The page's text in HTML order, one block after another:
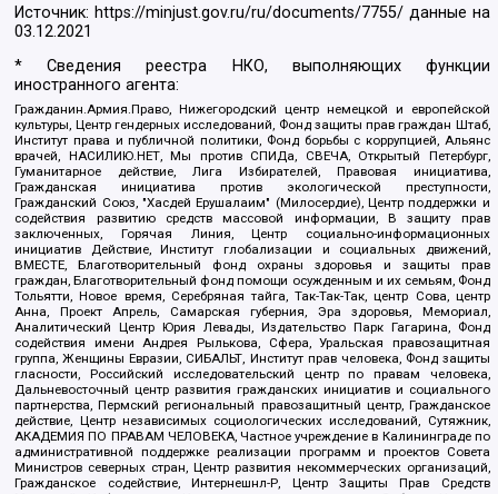
Источник: https://minjust.gov.ru/ru/documents/7755/ данные на
03.12.2021
* Сведения реестра НКО, выполняющих функции
иностранного агента:
Гражданин.Армия.Право, Нижегородский центр немецкой и европейской
культуры, Центр гендерных исследований, Фонд защиты прав граждан Штаб,
Институт права и публичной политики, Фонд борьбы с коррупцией, Альянс
врачей, НАСИЛИЮ.НЕТ, Мы против СПИДа, СВЕЧА, Открытый Петербург,
Гуманитарное действие, Лига Избирателей, Правовая инициатива,
Гражданская инициатива против экологической преступности,
Гражданский Союз, "Хасдей Ерушалаим" (Милосердие), Центр поддержки и
содействия развитию средств массовой информации, В защиту прав
заключенных, Горячая Линия, Центр социально-информационных
инициатив Действие, Институт глобализации и социальных движений,
ВМЕСТЕ, Благотворительный фонд охраны здоровья и защиты прав
граждан, Благотворительный фонд помощи осужденным и их семьям, Фонд
Тольятти, Новое время, Серебряная тайга, Так-Так-Так, центр Сова, центр
Анна, Проект Апрель, Самарская губерния, Эра здоровья, Мемориал,
Аналитический Центр Юрия Левады, Издательство Парк Гагарина, Фонд
содействия имени Андрея Рылькова, Сфера, Уральская правозащитная
группа, Женщины Евразии, СИБАЛЬТ, Институт прав человека, Фонд защиты
гласности, Российский исследовательский центр по правам человека,
Дальневосточный центр развития гражданских инициатив и социального
партнерства, Пермский региональный правозащитный центр, Гражданское
действие, Центр независимых социологических исследований, Сутяжник,
АКАДЕМИЯ ПО ПРАВАМ ЧЕЛОВЕКА, Частное учреждение в Калининграде по
административной поддержке реализации программ и проектов Совета
Министров северных стран, Центр развития некоммерческих организаций,
Гражданское содействие, Интернешнл-Р, Центр Защиты Прав Средств